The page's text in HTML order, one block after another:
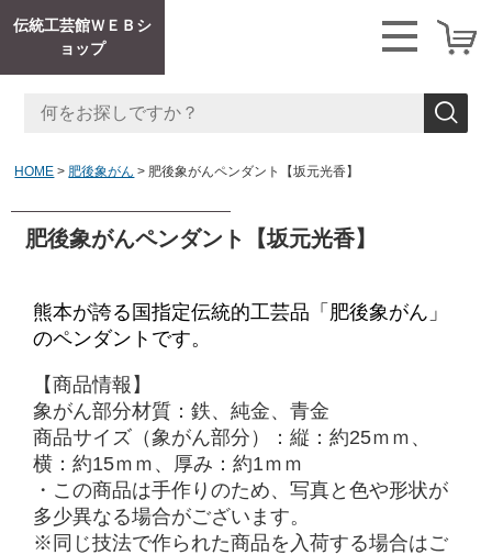
伝統工芸館ＷＥＢシ
ョップ
HOME 肥後象がん 肥後象がんペンダント【坂元光香】
肥後象がんペンダント【坂元光香】
熊本が誇る国指定伝統的工芸品「肥後象がん」
のペンダントです。
【商品情報】
象がん部分材質：鉄、純金、青金
商品サイズ（象がん部分 ）： 縦： 約25ｍｍ、
横：約15ｍｍ、厚み：約1ｍｍ
・ この商品は手作りのため、写真と色や形状が
多少異なる場合がございます。
※ 同じ技法で作られた商品を入荷する場合はご